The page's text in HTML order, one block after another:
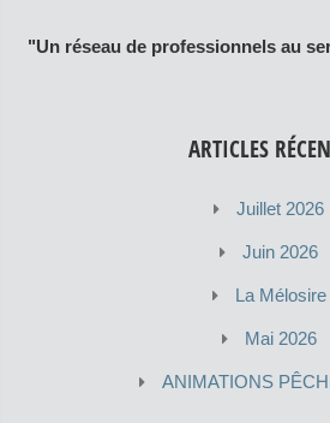
"Un réseau de professionnels au
ARTICLES
Juillet 2026
Juin 2026
La Mélosire
Mai 2026
ANIMATIONS